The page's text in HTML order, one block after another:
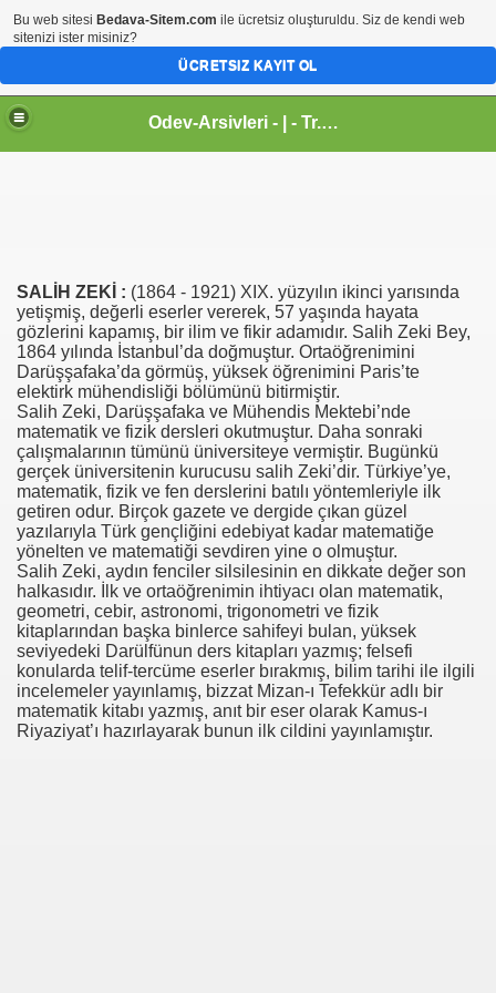
Odev-Arsivleri - | - Tr.gg - Sanal Egitim Yuvasi
SALİH ZEKİ : (1864 - 1921) XIX. yüzyılın ikinci yarısında
yetişmiş, değerli eserler vererek, 57 yaşında hayata
gözlerini kapamış, bir ilim ve fikir adamıdır. Salih Zeki Bey,
1864 yılında İstanbul’da doğmuştur. Ortaöğrenimini
Darüşşafaka’da görmüş, yüksek öğrenimini Paris’te
elektirk mühendisliği bölümünü bitirmiştir.
Salih Zeki, Darüşşafaka ve Mühendis Mektebi’nde
matematik ve fizik dersleri okutmuştur. Daha sonraki
çalışmalarının tümünü üniversiteye vermiştir. Bugünkü
gerçek üniversitenin kurucusu salih Zeki’dir. Türkiye’ye,
matematik, fizik ve fen derslerini batılı yöntemleriyle ilk
getiren odur. Birçok gazete ve dergide çıkan güzel
yazılarıyla Türk gençliğini edebiyat kadar matematiğe
yönelten ve matematiği sevdiren yine o olmuştur.
Salih Zeki, aydın fenciler silsilesinin en dikkate değer son
halkasıdır. İlk ve ortaöğrenimin ihtiyacı olan matematik,
geometri, cebir, astronomi, trigonometri ve fizik
kitaplarından başka binlerce sahifeyi bulan, yüksek
seviyedeki Darülfünun ders kitapları yazmış; felsefi
konularda telif-tercüme eserler bırakmış, bilim tarihi ile ilgili
incelemeler yayınlamış, bizzat Mizan-ı Tefekkür adlı bir
matematik kitabı yazmış, anıt bir eser olarak Kamus-ı
Riyaziyat’ı hazırlayarak bunun ilk cildini yayınlamıştır.
Bu web sitesi Bedava-Sitem.com ile ücretsiz oluşturuldu. Siz de kendi web
sitenizi ister misiniz?
ÜCRETSIZ KAYIT OL